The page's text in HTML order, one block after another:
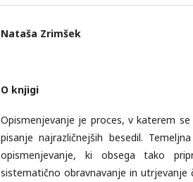
Nataša Zrimšek
O knjigi
Opismenjevanje je proces, v katerem
pisanje najrazličnejših besedil.
opismenjevanje, ki obsega tako
sistematično obravnavanje in